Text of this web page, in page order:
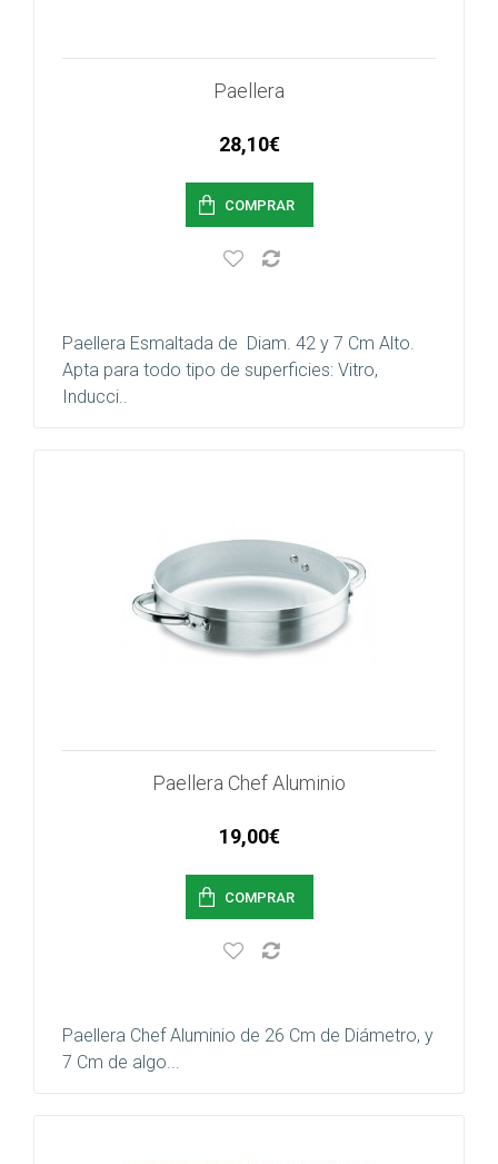
Paellera
28,10€
COMPRAR
Paellera Esmaltada de Diam. 42 y 7 Cm Alto.
Apta para todo tipo de superficies: Vitro,
Inducci..
Paellera Chef Aluminio
19,00€
COMPRAR
Paellera Chef Aluminio de 26 Cm de Diámetro, y
7 Cm de algo...